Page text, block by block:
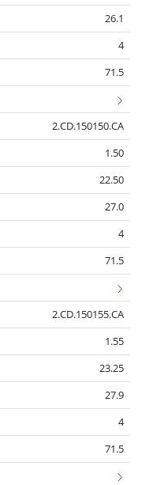
26.1
4
71.5
2.CD.150150.CA
1.50
22.50
27.0
4
71.5
2.CD.150155.CA
1.55
23.25
27.9
4
71.5